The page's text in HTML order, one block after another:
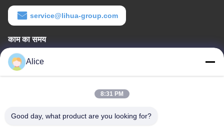
service@lihua-group.com
काम का समय
8:30-18:00
हमारा पता
शानक्सी प्रांत, चीन
Alice
8:31 PM
Good day, what product are you looking for?